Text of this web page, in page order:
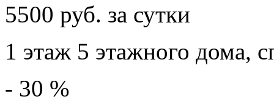
5500 руб. за сутки
1 этаж 5 этажного дома,
- 30 %